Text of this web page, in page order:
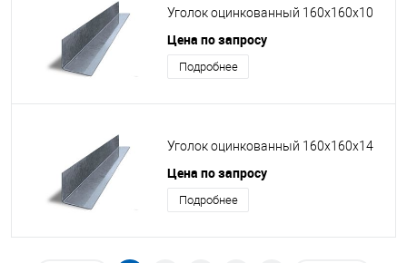
Уголок оцинкованный 160х160х10
Цена по запросу
Подробнее
Уголок оцинкованный 160х160х14
Цена по запросу
Подробнее